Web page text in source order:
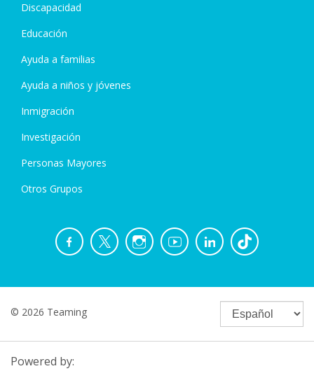
Discapacidad
Educación
Ayuda a familias
Ayuda a niños y jóvenes
Inmigración
Investigación
Personas Mayores
Otros Grupos
© 2026 Teaming
Powered by: